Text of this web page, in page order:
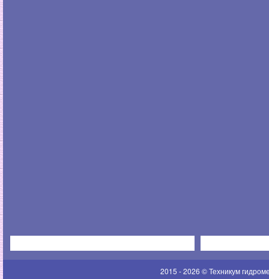
2015 - 2026 © Техникум